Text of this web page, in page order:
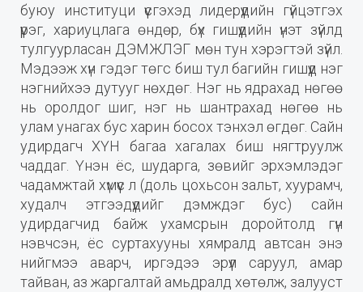
буюу институци үүсгэхэд лидерүүдийн гүйцэтгэх
үүрэг, хариуцлага өндөр, бүх гишүүдийн үнэт зүйлд
тулгуурласан ДЭМЖЛЭГ мөн тун хэрэгтэй зүйл.
Мэдээж хүн гэдэг төгс биш тул багийн гишүүд нэг
нэгнийхээ дутууг нөхдөг. Нэг нь ядрахад нөгөө
нь оролдог шиг, нэг нь шантрахад нөгөө нь
улам унагах бус харин босох тэнхэл өгдөг. Сайн
удирдагч ХҮН багаа хагалах биш нягтруулж
чаддаг. Үнэн ёс, шударга, зөвийг эрхэмлэдэг
чадамжтай хүмүүс л (доль цохьсон зальт, хуурамч,
худалч этгээдүүдийг дэмждэг бус) сайн
удирдагчид байж ухамсрын доройтолд гүн
нэвчсэн, ёс суртахууны хямралд автсан энэ
нийгмээ аварч, иргэдээ эрүүл саруул, амар
тайван, аз жаргалтай амьдралд хөтөлж, залууст